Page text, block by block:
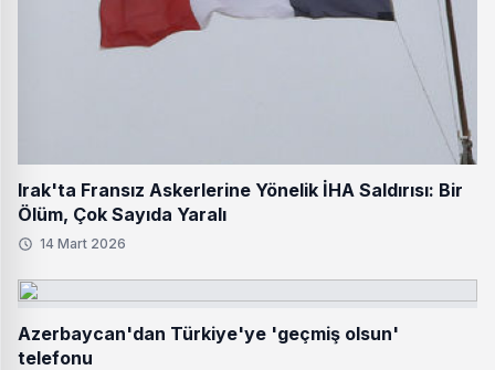
Irak'ta Fransız Askerlerine Yönelik İHA Saldırısı: Bir
Ölüm, Çok Sayıda Yaralı
14 Mart 2026
Azerbaycan'dan Türkiye'ye 'geçmiş olsun'
telefonu